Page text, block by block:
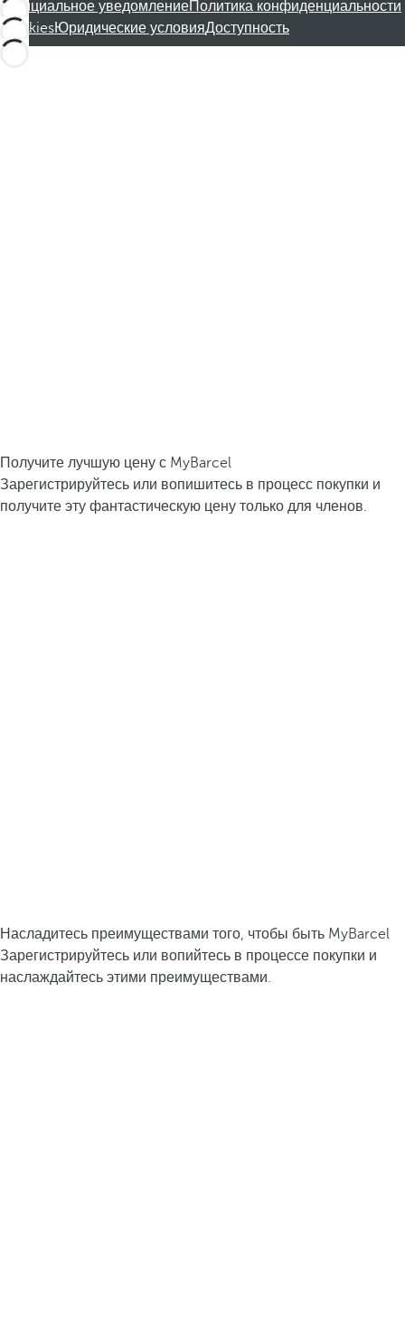
Официальное уведомлениеПолитика конфиденциальности
CookiesЮридические условияДоступность
Получите лучшую цену с MyBarcel
Зарегистрируйтесь или вопишитесь в процесс покупки и
получите эту фантастическую цену только для членов.
Насладитесь преимуществами того, чтобы быть MyBarcel
Зарегистрируйтесь или вопийтесь в процессе покупки и
наслаждайтесь этими преимуществами.